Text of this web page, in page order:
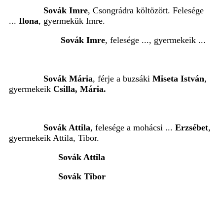
Sovák Imre, Csongrádra költözött. Felesége
... Ilona, gyermekük Imre.
Sovák Imre, felesége ..., gyermekeik ...
Sovák Mária, férje a buzsáki Miseta István,
gyermekeik Csilla, Mária.
Sovák Attila, felesége a mohácsi ... Erzsébet,
gyermekeik Attila, Tibor.
Sovák Attila
Sovák Tibor